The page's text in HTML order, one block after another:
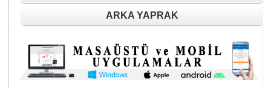
ARKA YAPRAK